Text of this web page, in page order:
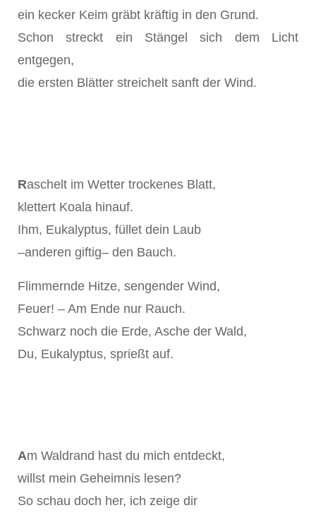
ein kecker Keim gräbt kräftig in den Grund.
Schon streckt ein Stängel sich dem Licht
entgegen,
die ersten Blätter streichelt sanft der Wind.
Raschelt im Wetter trockenes Blatt,
klettert Koala hinauf.
Ihm, Eukalyptus, füllet dein Laub
–anderen giftig– den Bauch.
Flimmernde Hitze, sengender Wind,
Feuer! – Am Ende nur Rauch.
Schwarz noch die Erde, Asche der Wald,
Du, Eukalyptus, sprießt auf.
Am Waldrand hast du mich entdeckt,
willst mein Geheimnis lesen?
So schau doch her, ich zeige dir